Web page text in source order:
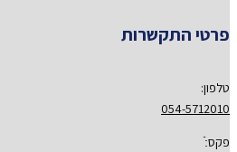
פרטי התקשרות
טלפון:
054-5712010
פקס:ֿ